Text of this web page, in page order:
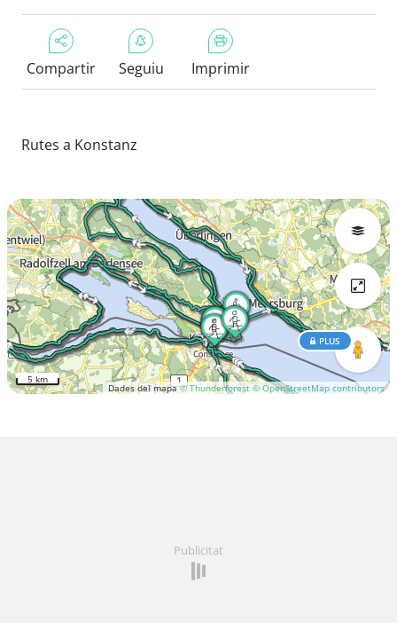
Compartir Seguiu Imprimir
Rutes a Konstanz
Dades del mapa© Thunderforest © OpenStreetMap contributors
PLUS
5 km
Publicitat